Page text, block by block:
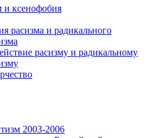
и ксенофобия
расизма и радикального
расизму и радикальному
2003-2006